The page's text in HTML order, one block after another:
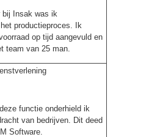
bij Insak was ik
productieproces. Ik
op tijd aangevuld en
team van 25 man.
functie onderhield ik
van bedrijven. Dit deed
Software.